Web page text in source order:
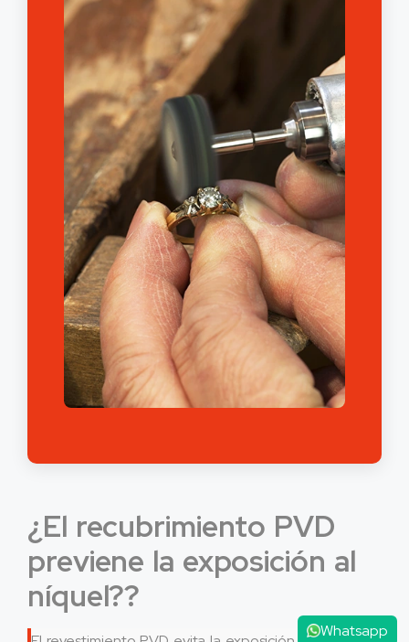
¿El recubrimiento PVD
previene la exposición al
níquel??
Whatsapp